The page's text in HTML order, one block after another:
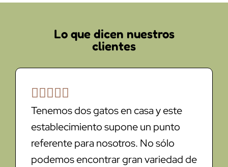
Lo que dicen nuestros
clientes
    
Tenemos dos gatos en casa y este
establecimiento supone un punto
referente para nosotros. No sólo
podemos encontrar gran variedad de